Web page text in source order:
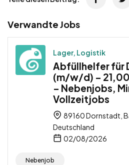
Verwandte Jobs
Lager, Logistik
Abfüllhelfer für
(m/w/d) –
– Nebenjobs,
Vollzeitjobs
89160 Dornstadt,
Deutschland
02/08/2026
Nebenjob